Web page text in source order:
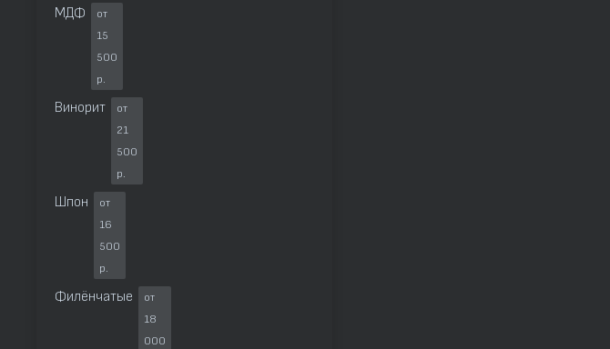
МДФ
от
15
500
р.
Винорит
от
21
500
р.
Шпон
от
16
500
р.
Филёнчатые
от
18
000